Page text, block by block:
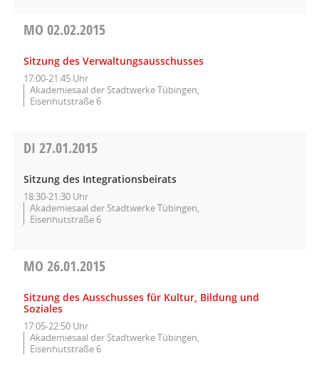
MO 02.02.2015
Sitzung des Verwaltungsausschusses
17:00-21:45 Uhr
Akademiesaal der Stadtwerke Tübingen,
Eisenhutstraße 6
DI 27.01.2015
Sitzung des Integrationsbeirats
18:30-21:30 Uhr
Akademiesaal der Stadtwerke Tübingen,
Eisenhutstraße 6
MO 26.01.2015
Sitzung des Ausschusses für Kultur, Bildung und
Soziales
17:05-22:50 Uhr
Akademiesaal der Stadtwerke Tübingen,
Eisenhutstraße 6